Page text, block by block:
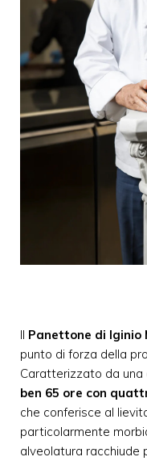
Il Panettone di
punto di forza della
Caratterizzato da una
ben 65 ore con
che conferisce al
particolarmente
alveolatura racchiude